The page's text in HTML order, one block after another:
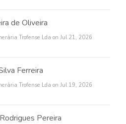
de Oliveira
Trofense Lda on Jul 21, 2026
Ferreira
Trofense Lda on Jul 19, 2026
Pereira